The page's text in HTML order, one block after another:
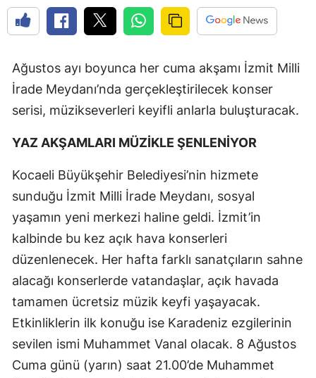
Ağustos ayı boyunca her cuma akşamı İzmit Milli
İrade Meydanı’nda gerçekleştirilecek konser
serisi, müzikseverleri keyifli anlarla buluşturacak.
YAZ AKŞAMLARI MÜZİKLE ŞENLENİYOR
Kocaeli Büyükşehir Belediyesi’nin hizmete
sunduğu İzmit Milli İrade Meydanı, sosyal
yaşamın yeni merkezi haline geldi. İzmit’in
kalbinde bu kez açık hava konserleri
düzenlenecek. Her hafta farklı sanatçıların sahne
alacağı konserlerde vatandaşlar, açık havada
tamamen ücretsiz müzik keyfi yaşayacak.
Etkinliklerin ilk konuğu ise Karadeniz ezgilerinin
sevilen ismi Muhammet Vanal olacak. 8 Ağustos
Cuma günü (yarın) saat 21.00’de Muhammet